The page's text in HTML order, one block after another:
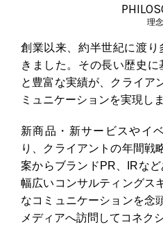
理念
創業以来、約半世紀に渡
きました。その長い歴史
と豊富な実績が、クライア
ミュニケーションを実現しま
新商品・新サービスやイ
り、クライアントの年間戦
案からブランドPR、IRな
幅広いコンサルティングス
なコミュニケーションを念
メディアへ訪問してコネク